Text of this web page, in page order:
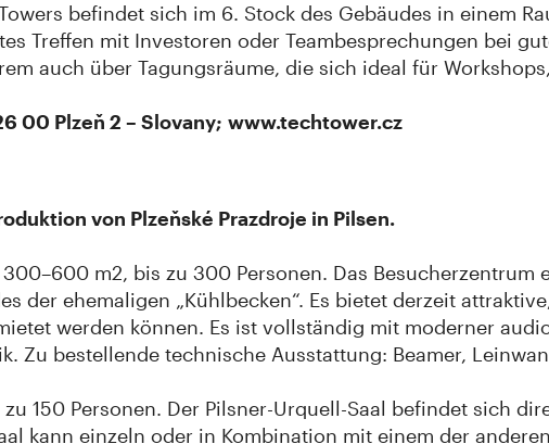
befindet sich im 6. Stock des Gebäudes in einem
Treffen mit Investoren oder Teambesprechungen bei
auch über Tagungsräume, die sich ideal für
00 Plzeň 2 – Slovany; www.techtower.cz
von Plzeňské Prazdroje in Pilsen.
300–600 m2, bis zu 300 Personen. Das Besucherzentrum
der ehemaligen „Kühlbecken“. Es bietet derzeit
werden können. Es ist vollständig mit moderner
Zu bestellende technische Ausstattung: Beamer,
zu 150 Personen. Der Pilsner-Urquell-Saal befindet sich
kann einzeln oder in Kombination mit einem der